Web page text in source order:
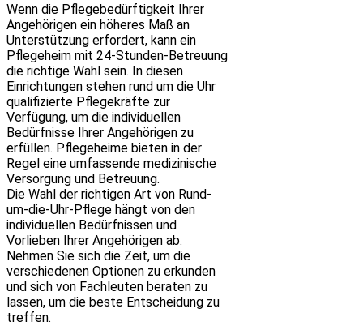
Wenn die Pflegebedürftigkeit Ihrer
Angehörigen ein höheres Maß an
Unterstützung erfordert, kann ein
Pflegeheim mit 24-Stunden-Betreuung
die richtige Wahl sein. In diesen
Einrichtungen stehen rund um die Uhr
qualifizierte Pflegekräfte zur
Verfügung, um die individuellen
Bedürfnisse Ihrer Angehörigen zu
erfüllen. Pflegeheime bieten in der
Regel eine umfassende medizinische
Versorgung und Betreuung.
Die Wahl der richtigen Art von Rund-
um-die-Uhr-Pflege hängt von den
individuellen Bedürfnissen und
Vorlieben Ihrer Angehörigen ab.
Nehmen Sie sich die Zeit, um die
verschiedenen Optionen zu erkunden
und sich von Fachleuten beraten zu
lassen, um die beste Entscheidung zu
treffen.